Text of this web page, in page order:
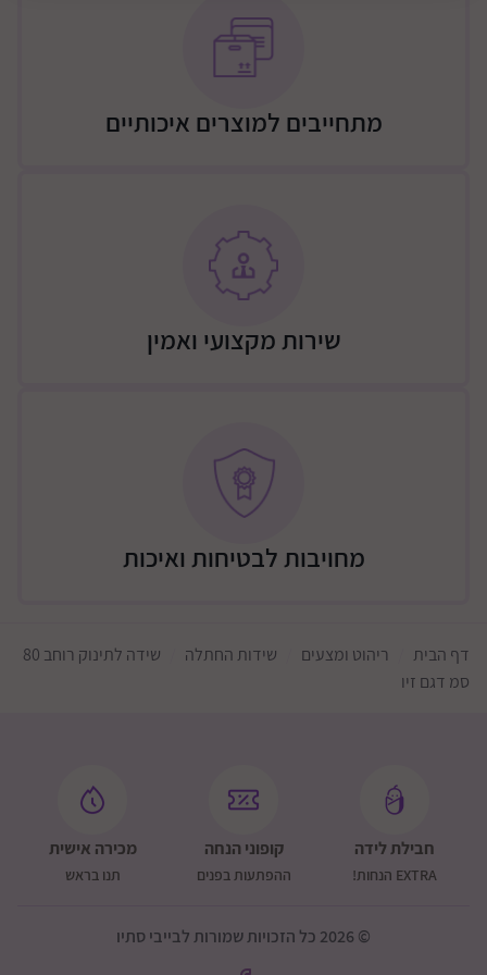
משלוח – יתבצע ע"י מוביל מטעם החברה (רהיטי שניר),
וצפונית לו, ללא ישובים מרוחקים מהכביש
מזרחית לירושלים- עד מעלה אדומים
תוספת 200 שקלים: ישובים מרוחקים יותר (מצריך אישור
כביש 55 מערבית לקרני שומרון
תוספת 200 שקלים: כביש 60 + איזור כביש 5 בין עלי ליצהר
ותאום טלפוני)
דמי המשלוח ישולמו ישירות למוביל
מתחייבים למוצרים איכותיים
שירות מקצועי ואמין
מחויבות לבטיחות ואיכות
דף הבית ריהוט ומצעים שידות החתלה
שידה לתינוק רוחב 80
סמ דגם זיו
חבילת לידה
EXTRA הנחות!
קופוני הנחה
ההפתעות בפנים
מכירה אישית
תנו בראש
© 2026 כל הזכויות שמורות לבייבי סתיו